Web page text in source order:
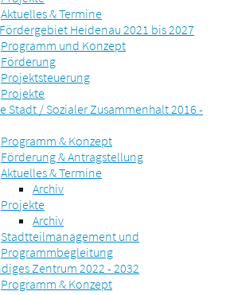
Aktuelles & Termine
Fördergebiet Heidenau 2021 bis 2027
Programm und Konzept
Förderung
Projektsteuerung
Projekte
Stadt / Sozialer Zusammenhalt 2016 -
Programm & Konzept
Förderung & Antragstellung
Aktuelles & Termine
Archiv
Projekte
Archiv
Stadtteilmanagement und
Programmbegleitung
Zentrum 2022 - 2032
Programm & Konzept